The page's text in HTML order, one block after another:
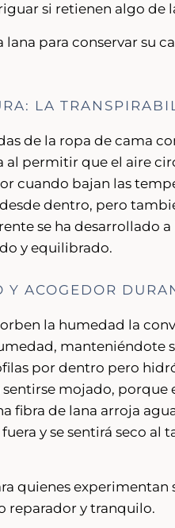
si retienen algo de
lana para conservar
LA
de la ropa de cama
al permitir que el aire
cuando bajan las
dentro, pero
se ha desarrollado
y equilibrado.
ACOGEDOR
la humedad la
manteniéndote
por dentro pero
sentirse mojado, porque
fibra de lana arroja
y se sentirá seco
quienes experimentan
reparador y tranquilo.